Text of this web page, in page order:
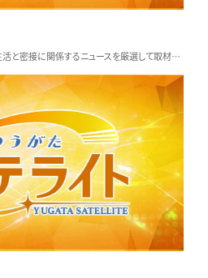
夕方ニュースの新機軸！あなたの生活と密接に関係するニュースを厳選して取材。他とは違う視点と切り口でいち早くお伝えします！